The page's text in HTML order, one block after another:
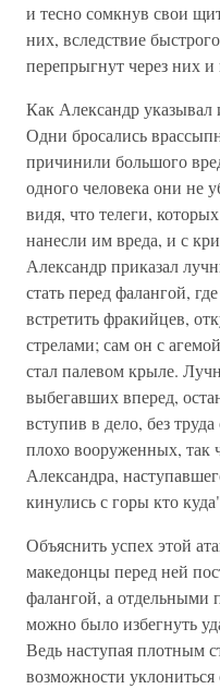
и тесно сомкнув свои
них, вследствие
перепрыгнут через них
Как Александр указывал
Одни бросались
причинили большого
одного человека они не
видя, что телеги,
нанесли им вреда, и с
Александр приказал
стать перед фалангой,
встретить фракийцев,
стрелами; сам он с
стал палевом крыле.
выбегавших вперед,
вступив в дело, без
плохо вооруженных, так
Александра,
кинулись с горы кто
Объяснить успех этой
македонцы перед ней
фалангой, а отдельными
можно было избегнуть
Ведь наступая плотным
возможности